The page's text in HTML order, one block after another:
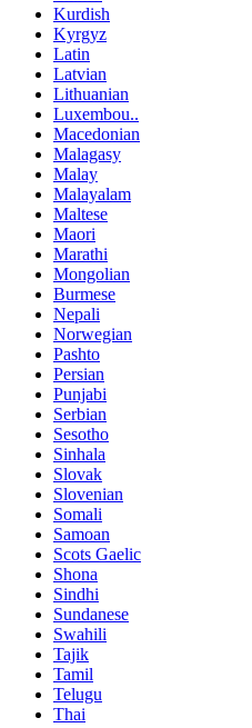
Kurdish
Kyrgyz
Latin
Latvian
Lithuanian
Luxembou..
Macedonian
Malagasy
Malay
Malayalam
Maltese
Maori
Marathi
Mongolian
Burmese
Nepali
Norwegian
Pashto
Persian
Punjabi
Serbian
Sesotho
Sinhala
Slovak
Slovenian
Somali
Samoan
Scots Gaelic
Shona
Sindhi
Sundanese
Swahili
Tajik
Tamil
Telugu
Thai